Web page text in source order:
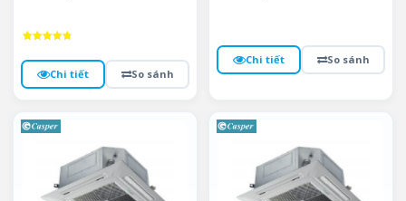
5 saoChi tiết So sánh
Chi tiết So sánh